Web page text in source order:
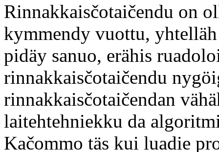
Rinnakkaisčotaičendu on
kymmendy vuottu,
pidäy sanuo, erähis
rinnakkaisčotaičendu
rinnakkaisčotaičendan
laitehtehniekku da
Kačommo täs kui luadie